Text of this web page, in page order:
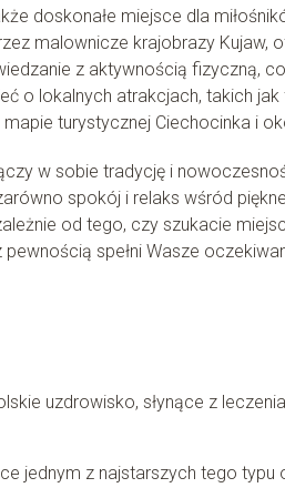
doskonałe miejsce dla
malownicze krajobrazy Kujaw,
z aktywnością fizyczną,
o lokalnych atrakcjach, takich
turystycznej Ciechocinka i
w sobie tradycję i
spokój i relaks wśród
od tego, czy szukacie
spełni Wasze
uzdrowisko, słynące z
jednym z najstarszych tego typu